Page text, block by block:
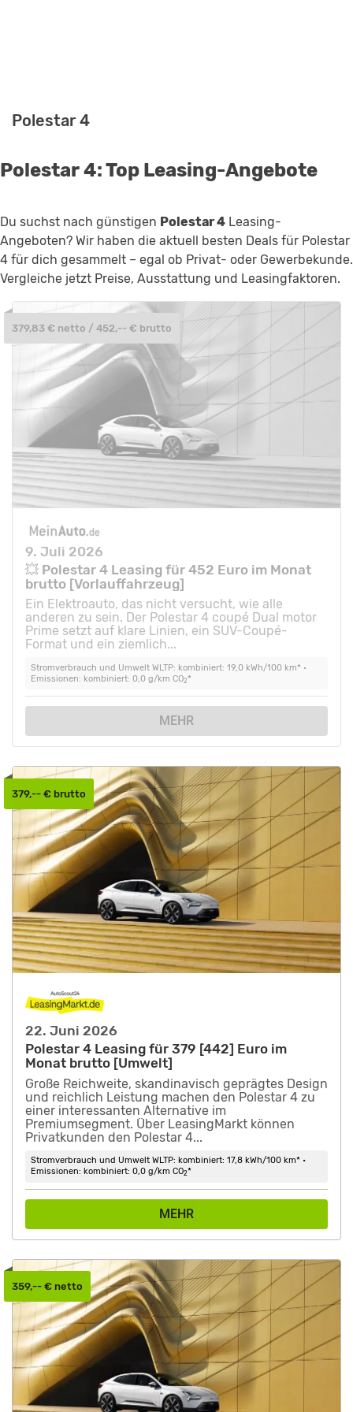
Polestar 4
Polestar 4: Top Leasing-Angebote
Du suchst nach günstigen Polestar 4 Leasing-
Angeboten? Wir haben die aktuell besten Deals für Polestar
4 für dich gesammelt – egal ob Privat- oder Gewerbekunde.
Vergleiche jetzt Preise, Ausstattung und Leasingfaktoren.
9. Juli 2026
💥 Polestar 4 Leasing für 452 Euro im Monat
brutto [Vorlauffahrzeug]
Ein Elektroauto, das nicht versucht, wie alle
anderen zu sein. Der Polestar 4 coupé Dual motor
Prime setzt auf klare Linien, ein SUV-Coupé-
Format und ein ziemlich...
Stromverbrauch und Umwelt WLTP: kombiniert: 19,0 kWh/100 km* •
Emissionen: kombiniert: 0,0 g/km CO2*
MEHR
379,83 € netto / 452,-- € brutto
22. Juni 2026
Polestar 4 Leasing für 379 [442] Euro im
Monat brutto [Umwelt]
Große Reichweite, skandinavisch geprägtes Design
und reichlich Leistung machen den Polestar 4 zu
einer interessanten Alternative im
Premiumsegment. Über LeasingMarkt können
Privatkunden den Polestar 4...
Stromverbrauch und Umwelt WLTP: kombiniert: 17,8 kWh/100 km* •
Emissionen: kombiniert: 0,0 g/km CO2*
MEHR
379,-- € brutto
359,-- € netto